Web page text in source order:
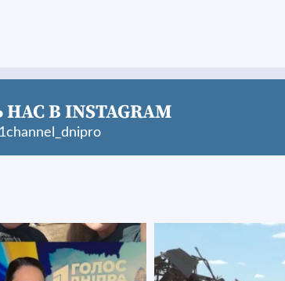
В INSTAGRAM